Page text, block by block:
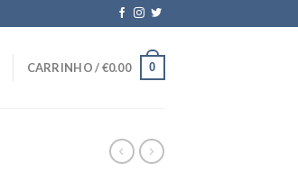
CARRINHO /€0.00 0